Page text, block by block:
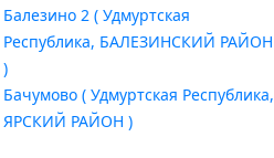
Балезино 2 ( Удмуртская
Республика, БАЛЕЗИНСКИЙ РАЙОН
)
Бачумово ( Удмуртская Республика,
ЯРСКИЙ РАЙОН )